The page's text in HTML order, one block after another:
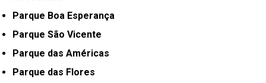
Parque Boa Esperança
Parque São Vicente
Parque das Américas
Parque das Flores